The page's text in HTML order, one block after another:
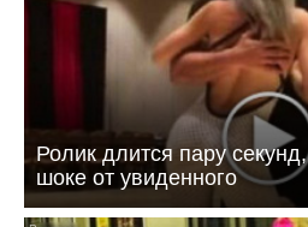
Ролик длится пару
шоке от увиденного